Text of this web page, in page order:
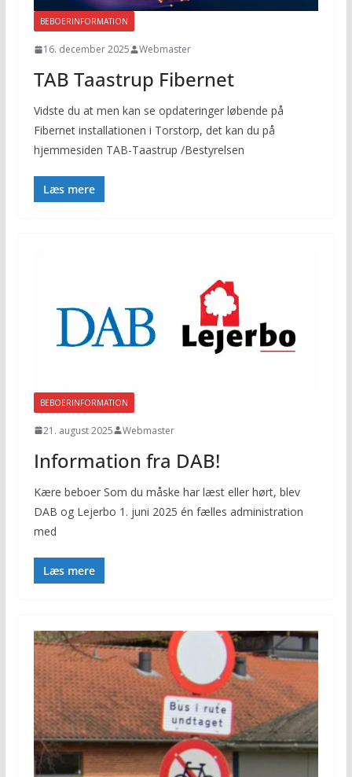
BEBOERINFORMATION
16. december 2025 Webmaster
TAB Taastrup Fibernet
Vidste du at men kan se opdateringer løbende på
Fibernet installationen i Torstorp, det kan du på
hjemmesiden TAB-Taastrup /Bestyrelsen
Læs mere
BEBOERINFORMATION
21. august 2025 Webmaster
Information fra DAB!
Kære beboer Som du måske har læst eller hørt, blev
DAB og Lejerbo 1. juni 2025 én fælles administration
med
Læs mere